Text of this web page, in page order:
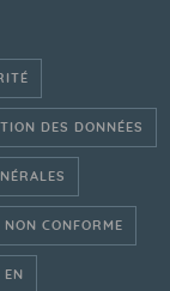
DES DONNÉES
CONFORME
SUR LE SITE
EN